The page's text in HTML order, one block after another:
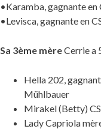
•Karamba, gagnante en
•Levisca, gagnante en
Sa 3ème mèreCerrie a
Hella 202,
Mühlbauer
Mirakel (Betty)
Lady Capriola